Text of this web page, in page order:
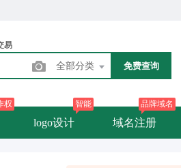
易
全部分类 免费查询
权
logo设计
智能
域名注册
品牌域名